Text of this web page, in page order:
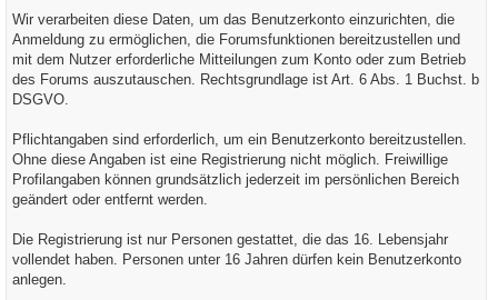
Wir verarbeiten diese Daten, um das Benutzerkonto einzurichten, die
Anmeldung zu ermöglichen, die Forumsfunktionen bereitzustellen und
mit dem Nutzer erforderliche Mitteilungen zum Konto oder zum Betrieb
des Forums auszutauschen. Rechtsgrundlage ist Art. 6 Abs. 1 Buchst. b
DSGVO.
Pflichtangaben sind erforderlich, um ein Benutzerkonto bereitzustellen.
Ohne diese Angaben ist eine Registrierung nicht möglich. Freiwillige
Profilangaben können grundsätzlich jederzeit im persönlichen Bereich
geändert oder entfernt werden.
Die Registrierung ist nur Personen gestattet, die das 16. Lebensjahr
vollendet haben. Personen unter 16 Jahren dürfen kein Benutzerkonto
anlegen.